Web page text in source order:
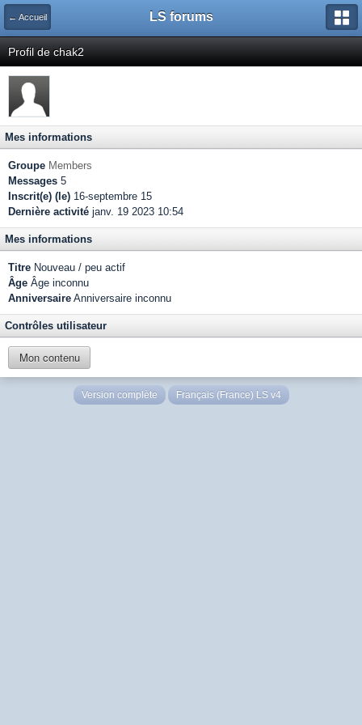
← Accueil LS forums
Profil de chak2
Mes informations
Groupe Members
Messages 5
Inscrit(e) (le) 16-septembre 15
Dernière activité janv. 19 2023 10:54
Mes informations
Titre Nouveau / peu actif
Âge Âge inconnu
Anniversaire Anniversaire inconnu
Contrôles utilisateur
Mon contenu
Version complète Français (France) LS v4